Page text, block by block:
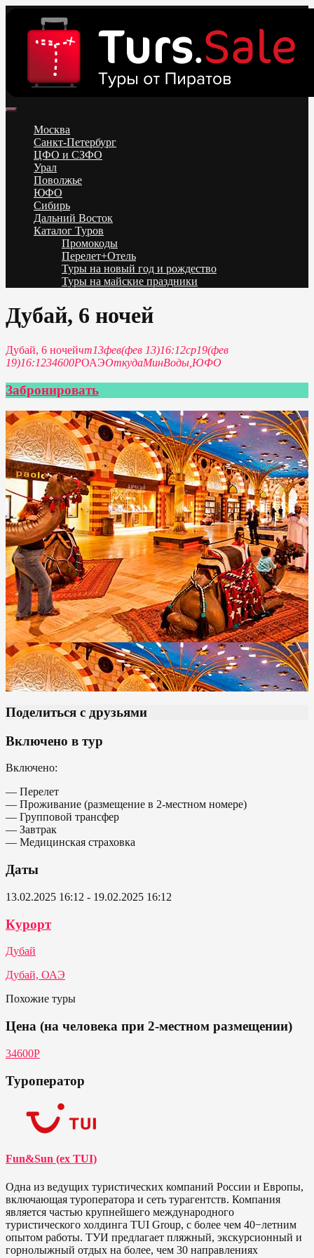
content
Низкие цены на путевки 3-7-10 ночей все включено, отдых на
море. Распродажа экскурсионных и горнолыжных туров.
Обновление каждый день. Официальный сайт Тур Сейл
Москва
Санкт-Петербург
ЦФО и СЗФО
Урал
Поволжье
ЮФО
Сибирь
Дальний Восток
Каталог Туров
Промокоды
Перелет+Отель
Туры на новый год и рождество
Туры на майские праздники
Telegram
Дубай, 6 ночей
Дубай, 6 ночейчт13фев(фев 13)16:12ср19(фев
19)16:1234600РОАЭОткудаМинВоды, ЮФО
Забронировать
Поделиться с друзьями
Включено в тур
Включено:
— Перелет
— Проживание (размещение в 2-местном номере)
— Групповой трансфер
— Завтрак
— Медицинская страховка
Даты
13.02.2025 16:12 - 19.02.2025 16:12
Курорт
Дубай
Дубай, ОАЭ
Похожие туры
Цена (на человека при 2-местном размещении)
34600Р
Туроператор
Fun&Sun (ex TUI)
Одна из ведущих туристических компаний России и Европы,
включающая туроператора и сеть турагентств. Компания
является частью крупнейшего международного
туристического холдинга TUI Group, с более чем 40−летним
опытом работы. ТУИ предлагает пляжный, экскурсионный и
горнолыжный отдых на более, чем 30 направлениях